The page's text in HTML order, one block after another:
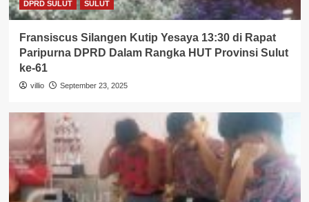
DPRD SULUT SULUT
Fransiscus Silangen Kutip Yesaya 13:30 di Rapat
Paripurna DPRD Dalam Rangka HUT Provinsi Sulut
ke-61
villio September 23, 2025